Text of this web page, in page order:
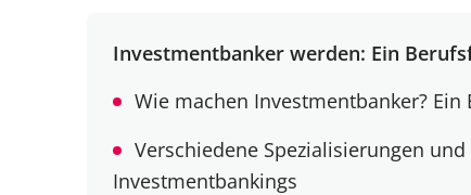
Investmentbanker werden: Ein
Wie machen Investmentbanker? Ein
Verschiedene Spezialisierungen
Investmentbankings